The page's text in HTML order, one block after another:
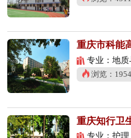
重庆市科能
专业：地质与测
浏览：
重庆知行卫
专业：护